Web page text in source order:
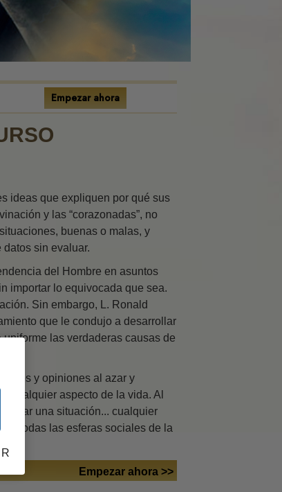
Empezar ahora
ideas que expliquen por qué sus
y las “corazonadas”, no
buenas o malas, y
sin evaluar.
del Hombre en asuntos
importar lo equivocada que sea.
Sin embargo, L. Ronald
que le condujo a desarrollar
las verdaderas causas de
y opiniones al azar y
cualquier aspecto de la vida. Al
una situación... cualquier
todas las esferas sociales de la
Empezar ahora >>